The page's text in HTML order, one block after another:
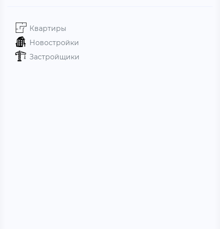
Квартиры
Новостройки
Застройщики